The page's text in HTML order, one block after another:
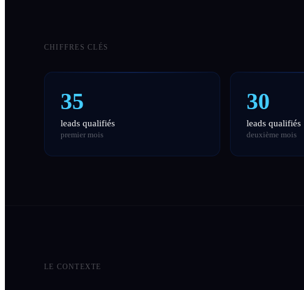
CHIFFRES CLÉS
35
leads qualifiés
premier mois
30
leads qualifiés
deuxième mois
LE CONTEXTE